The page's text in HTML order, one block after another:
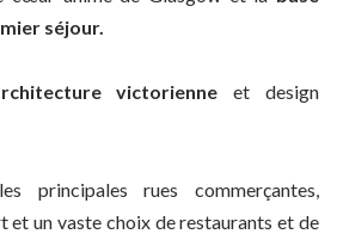
séjour.
victorienne et design
principales rues commerçantes,
et un vaste choix de restaurants et de